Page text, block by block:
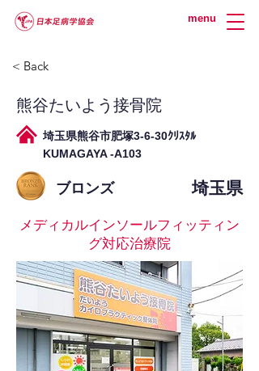
menu
< Back
熊谷たいよう接骨院
埼玉県熊谷市肥塚3-6-30ｸﾘｽﾀﾙ
KUMAGAYA -A103
ブロンズ 埼玉県
メディカルインソールフィッティン
グ対応治療院